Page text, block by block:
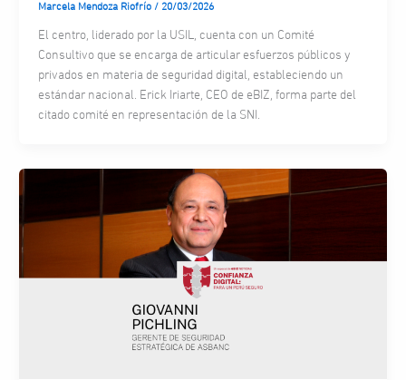
Marcela Mendoza Riofrío / 20/03/2026
El centro, liderado por la USIL, cuenta con un Comité
Consultivo que se encarga de articular esfuerzos públicos y
privados en materia de seguridad digital, estableciendo un
estándar nacional. Erick Iriarte, CEO de eBIZ, forma parte del
citado comité en representación de la SNI.